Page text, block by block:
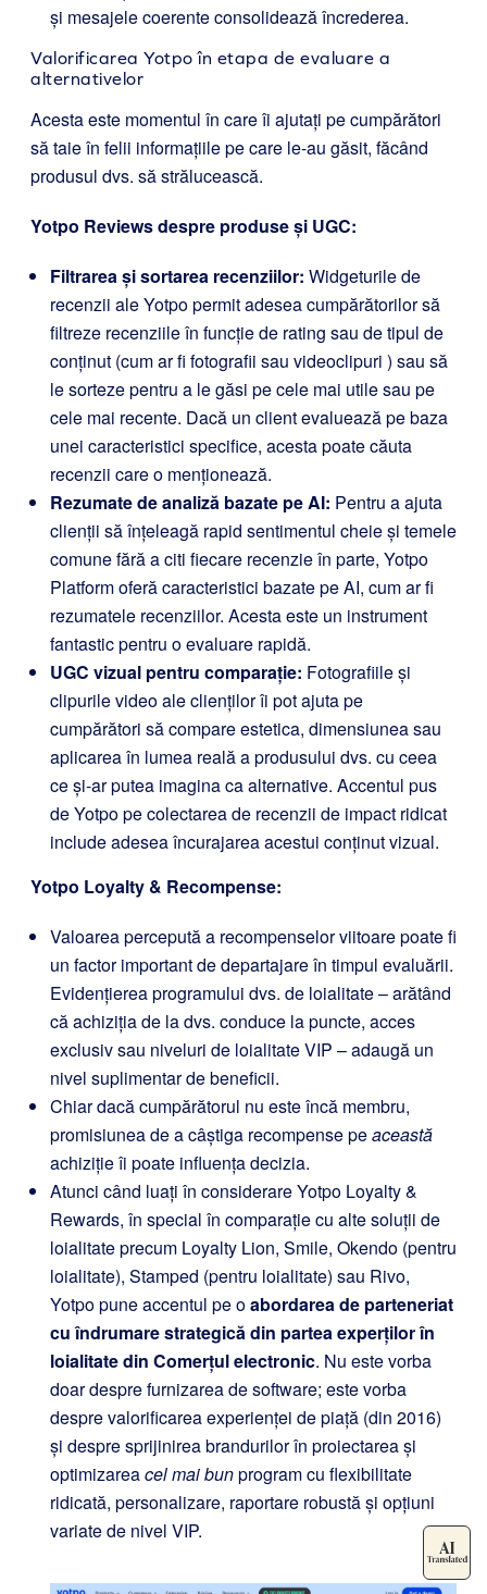
și mesajele coerente consolidează încrederea.
Valorificarea Yotpo în etapa de evaluare a
alternativelor
Acesta este momentul în care îi ajutați pe cumpărători
să taie în felii informațiile pe care le-au găsit, făcând
produsul dvs. să strălucească.
Yotpo Reviews despre produse și UGC:
Filtrarea și sortarea recenziilor: Widgeturile de
recenzii ale Yotpo permit adesea cumpărătorilor să
filtreze recenziile în funcție de rating sau de tipul de
conținut (cum ar fi fotografii sau videoclipuri ) sau să
le sorteze pentru a le găsi pe cele mai utile sau pe
cele mai recente. Dacă un client evaluează pe baza
unei caracteristici specifice, acesta poate căuta
recenzii care o menționează.
Rezumate de analiză bazate pe AI: Pentru a ajuta
clienții să înțeleagă rapid sentimentul cheie și temele
comune fără a citi fiecare recenzie în parte, Yotpo
Platform oferă caracteristici bazate pe AI, cum ar fi
rezumatele recenziilor. Acesta este un instrument
fantastic pentru o evaluare rapidă.
UGC vizual pentru comparație: Fotografiile și
clipurile video ale clienților îi pot ajuta pe
cumpărători să compare estetica, dimensiunea sau
aplicarea în lumea reală a produsului dvs. cu ceea
ce și-ar putea imagina ca alternative. Accentul pus
de Yotpo pe colectarea de recenzii de impact ridicat
include adesea încurajarea acestui conținut vizual.
Yotpo Loyalty & Recompense:
Valoarea percepută a recompenselor viitoare poate fi
un factor important de departajare în timpul evaluării.
Evidențierea programului dvs. de loialitate – arătând
că achiziția de la dvs. conduce la puncte, acces
exclusiv sau niveluri de loialitate VIP – adaugă un
nivel suplimentar de beneficii.
Chiar dacă cumpărătorul nu este încă membru,
promisiunea de a câștiga recompense peaceastă
achiziție îi poate influența decizia.
Atunci când luați în considerare Yotpo Loyalty &
Rewards, în special în comparație cu alte soluții de
loialitate precum Loyalty Lion, Smile, Okendo (pentru
loialitate), Stamped (pentru loialitate) sau Rivo,
Yotpo pune accentul pe oabordarea de parteneriat
cu îndrumare strategică din partea experților în
loialitate din Comerțul electronic. Nu este vorba
doar despre furnizarea de software; este vorba
despre valorificarea experienței de piață (din 2016)
și despre sprijinirea brandurilor în proiectarea și
optimizareacel mai bunprogram cu flexibilitate
ridicată, personalizare, raportare robustă și opțiuni
variate de nivel VIP.